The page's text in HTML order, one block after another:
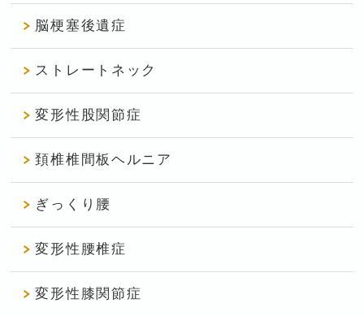
脳梗塞後遺症
ストレートネック
変形性股関節症
頚椎椎間板ヘルニア
ぎっくり腰
変形性腰椎症
変形性膝関節症